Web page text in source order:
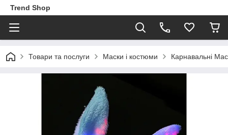
Trend Shop
Товари та послуги Маски і костюми Карнавальні